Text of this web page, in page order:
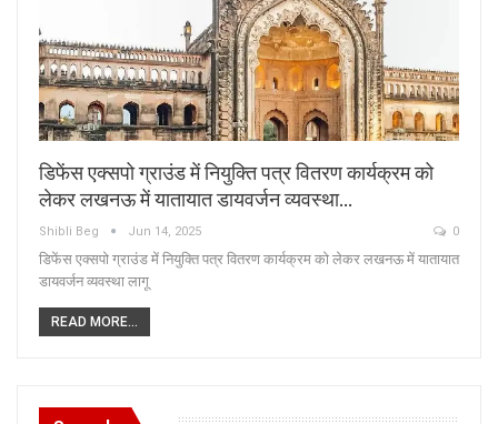
डिफेंस एक्सपो ग्राउंड में नियुक्ति पत्र वितरण कार्यक्रम को
लेकर लखनऊ में यातायात डायवर्जन व्यवस्था…
Shibli Beg Jun 14, 2025 0
डिफेंस एक्सपो ग्राउंड में नियुक्ति पत्र वितरण कार्यक्रम को लेकर लखनऊ में यातायात
डायवर्जन व्यवस्था लागू
READ MORE...